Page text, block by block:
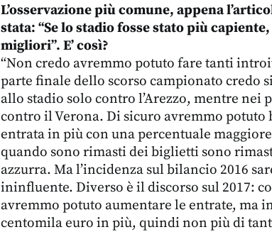
L’osservazione più comune, appena
stata: “Se lo stadio fosse stato più
migliori”. E’ così?
“Non credo avremmo potuto fare tanti
parte finale dello scorso campionato credo
allo stadio solo contro l’Arezzo, mentre nei
contro il Verona. Di sicuro avremmo potuto
entrata in più con una percentuale
quando sono rimasti dei biglietti sono
azzurra. Ma l’incidenza sul bilancio 2016
ininfluente. Diverso è il discorso sul 2017:
avremmo potuto aumentare le entrate, ma
centomila euro in più, quindi non più di